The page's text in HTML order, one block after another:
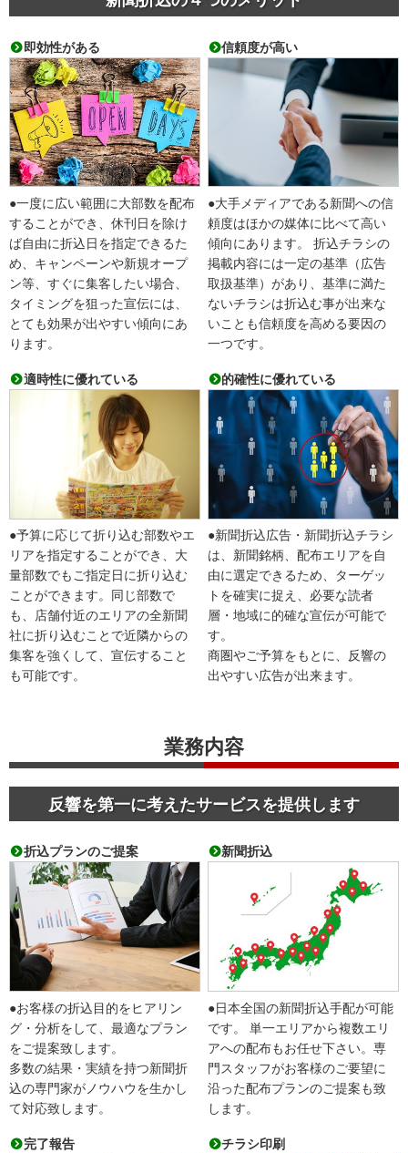
即効性がある
●一度に広い範囲に大部数を配布
することができ、休刊日を除け
ば自由に折込日を指定できるた
め、キャンペーンや新規オープ
ン等、すぐに集客したい場合、
タイミングを狙った宣伝には、
とても効果が出やすい傾向にあ
ります。
信頼度が高い
●大手メディアである新聞への信
頼度はほかの媒体に比べて高い
傾向にあります。 折込チラシの
掲載内容には一定の基準（広告
取扱基準）があり、基準に満た
ないチラシは折込む事が出来な
いことも信頼度を高める要因の
一つです。
適時性に優れている
●予算に応じて折り込む部数やエ
リアを指定することができ、大
量部数でもご指定日に折り込む
ことができます。同じ部数で
も、店舗付近のエリアの全新聞
社に折り込むことで近隣からの
集客を強くして、宣伝すること
も可能です。
的確性に優れている
●新聞折込広告・新聞折込チラシ
は、新聞銘柄、配布エリアを自
由に選定できるため、ターゲッ
トを確実に捉え、必要な読者
層・地域に的確な宣伝が可能で
す。
商圏やご予算をもとに、反響の
出やすい広告が出来ます。
業務内容
反響を第一に考えたサービスを提供します
折込プランのご提案
●お客様の折込目的をヒアリン
グ・分析をして、最適なプラン
をご提案致します。
多数の結果・実績を持つ新聞折
込の専門家がノウハウを生かし
て対応致します。
新聞折込
●日本全国の新聞折込手配が可能
です。 単一エリアから複数エリ
アへの配布もお任せ下さい。専
門スタッフがお客様のご要望に
沿った配布プランのご提案も致
します。
完了報告 チラシ印刷